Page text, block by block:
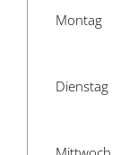
Montag
Dienstag